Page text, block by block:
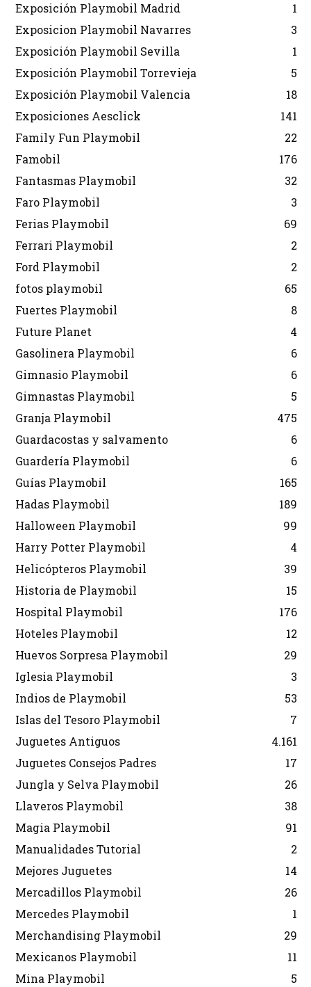
Exposición Playmobil Madrid
1
Exposicion Playmobil Navarres
3
Exposición Playmobil Sevilla
1
Exposición Playmobil Torrevieja
5
Exposición Playmobil Valencia
18
Exposiciones Aesclick
141
Family Fun Playmobil
22
Famobil
176
Fantasmas Playmobil
32
Faro Playmobil
3
Ferias Playmobil
69
Ferrari Playmobil
2
Ford Playmobil
2
fotos playmobil
65
Fuertes Playmobil
8
Future Planet
4
Gasolinera Playmobil
6
Gimnasio Playmobil
6
Gimnastas Playmobil
5
Granja Playmobil
475
Guardacostas y salvamento
6
Guardería Playmobil
6
Guías Playmobil
165
Hadas Playmobil
189
Halloween Playmobil
99
Harry Potter Playmobil
4
Helicópteros Playmobil
39
Historia de Playmobil
15
Hospital Playmobil
176
Hoteles Playmobil
12
Huevos Sorpresa Playmobil
29
Iglesia Playmobil
3
Indios de Playmobil
53
Islas del Tesoro Playmobil
7
Juguetes Antiguos
4.161
Juguetes Consejos Padres
17
Jungla y Selva Playmobil
26
Llaveros Playmobil
38
Magia Playmobil
91
Manualidades Tutorial
2
Mejores Juguetes
14
Mercadillos Playmobil
26
Mercedes Playmobil
1
Merchandising Playmobil
29
Mexicanos Playmobil
11
Mina Playmobil
5